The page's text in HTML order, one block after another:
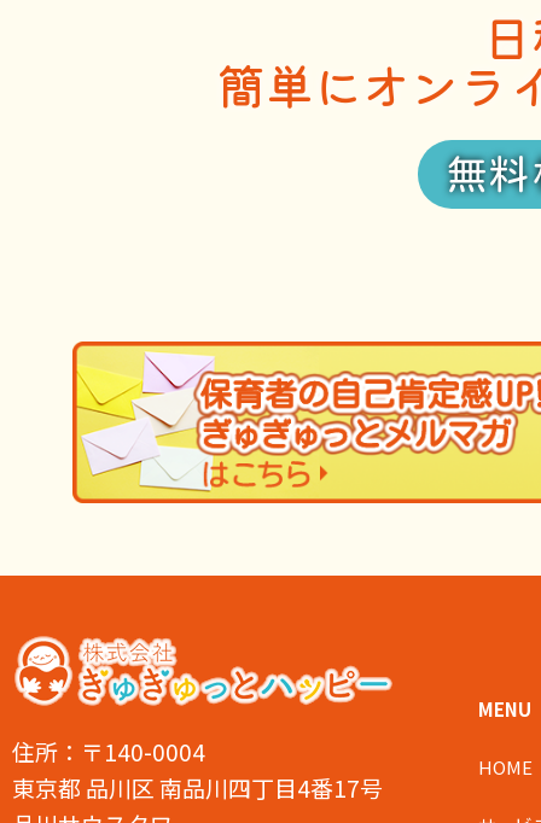
簡単にオンラ
無
住所：〒140-0004
東京都 品川区 南品川四丁目4番17号
MENU
HOME